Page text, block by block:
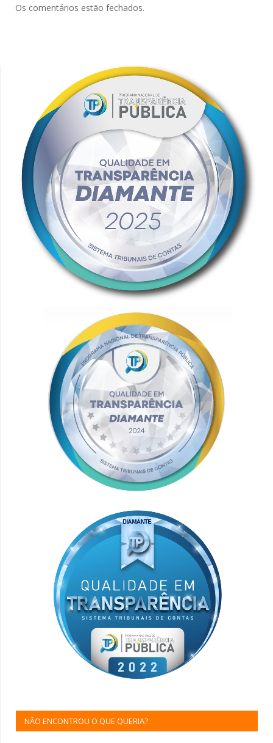
Os comentários estão fechados.
NÃO ENCONTROU O QUE QUERIA?